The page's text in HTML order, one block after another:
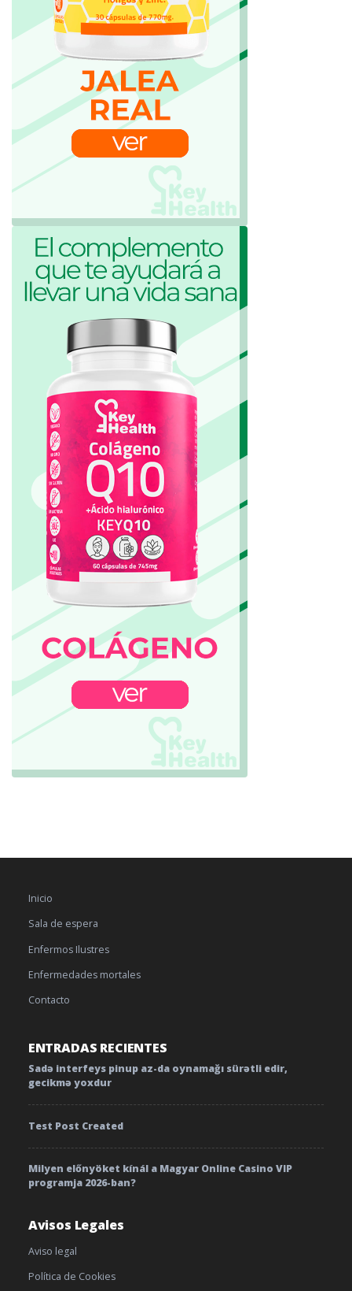
Inicio
Sala de espera
Enfermos Ilustres
Enfermedades mortales
Contacto
ENTRADAS RECIENTES
Sadə interfeys pinup az-da oynamağı sürətli edir,
gecikmə yoxdur
Test Post Created
Milyen előnyöket kínál a Magyar Online Casino VIP
programja 2026-ban?
Avisos Legales
Aviso legal
Política de Cookies